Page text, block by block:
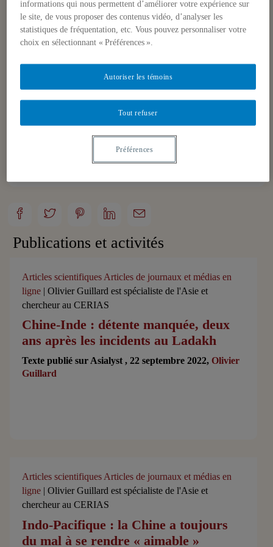
une base régulière divers papiers, notes et
publications.
guillard@iris-france.org
https://www.iris-france.org/chercheurs/olivier-
Publications et activités
Articles scientifiques Articles de journaux et médias en
ligne | Olivier Guillard est spécialiste de l'Asie et
chercheur au CERIAS
Chine-Inde : détente manquée, deux
ans après les incidents au Ladakh
Texte publié sur Asialyst , 22 septembre 2022,Olivier
Guillard
Articles scientifiques Articles de journaux et médias en
ligne | Olivier Guillard est spécialiste de l'Asie et
chercheur au CERIAS
Indo-Pacifique : la Chine a toujours
du mal à se rendre « aimable »
informations qui nous permettent d’améliorer votre expérience sur
le site, de vous proposer des contenus vidéo, d’analyser les
statistiques de fréquentation, etc. Vous pouvez personnaliser votre
choix en sélectionnant « Préférences ».
Tout refuser
Autoriser les témoins
Préférences